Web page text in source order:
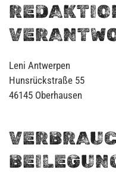
Leni Antwerpen
Hunsrückstraße 55
46145 Oberhausen